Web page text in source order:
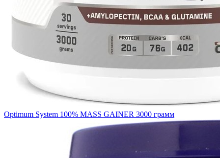
Optimum System 100% MASS GAINER 3000 грамм